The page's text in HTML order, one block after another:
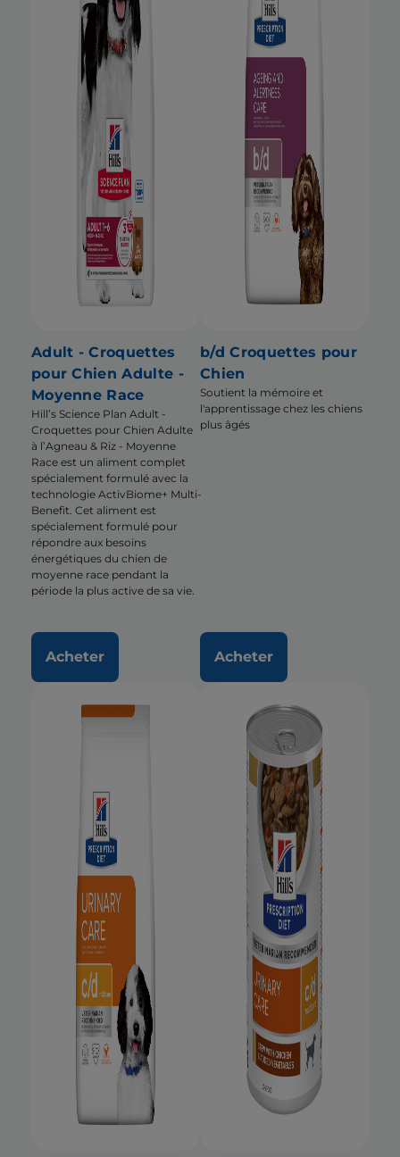
Adult - Croquettes
pour Chien Adulte -
Moyenne Race
Hill’s Science Plan Adult -
Croquettes pour Chien Adulte
à l’Agneau & Riz - Moyenne
Race est un aliment complet
spécialement formulé avec la
technologie ActivBiome+ Multi-
Benefit. Cet aliment est
spécialement formulé pour
répondre aux besoins
énergétiques du chien de
moyenne race pendant la
période la plus active de sa vie.
Acheter
b/d Croquettes pour
Chien
Soutient la mémoire et
l'apprentissage chez les chiens
plus âgés
Acheter